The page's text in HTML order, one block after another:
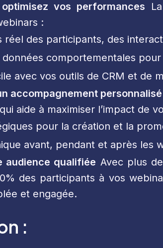
vos performances
:
réel des participants, des
données comportementales
avec vos outils de CRM et de
accompagnement personnalisé
aide à maximiser l’impact de
pour la création et la
avant, pendant et après les
audience qualifiée Avec plus
des participants à vos
et engagée.
: